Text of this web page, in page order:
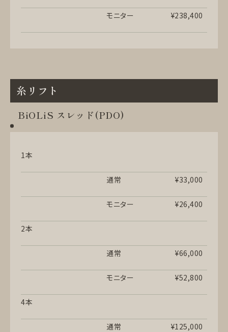
モニター ¥238,400
糸リフト
BiOLiS スレッド(PDO)
1本
通常 ¥33,000
モニター ¥26,400
2本
通常 ¥66,000
モニター ¥52,800
4本
通常 ¥125,000